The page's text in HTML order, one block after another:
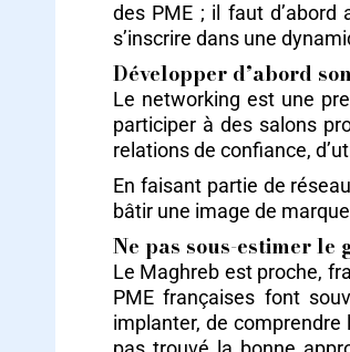
des PME ; il faut
s’inscrire dans une
Développer d’abord
Le networking est une
participer à des salons
relations de confiance,
En faisant partie de
bâtir une image de
Ne pas sous-estimer
Le Maghreb est proche,
PME françaises font
implanter, de comprendre